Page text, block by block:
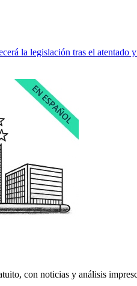
la legislación tras el atentado
con noticias y análisis